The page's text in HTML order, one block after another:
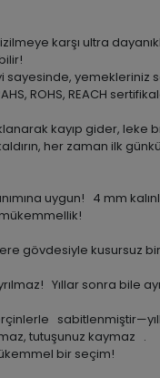
karşı ultra
yemekleriniz
ROHS, REACH
kayıp gider, leke
her zaman ilk
uygun! 4 mm
gövdesiyle kusursuz
Yıllar sonra bile
tutuşunuz kaymaz .
bir seçim!